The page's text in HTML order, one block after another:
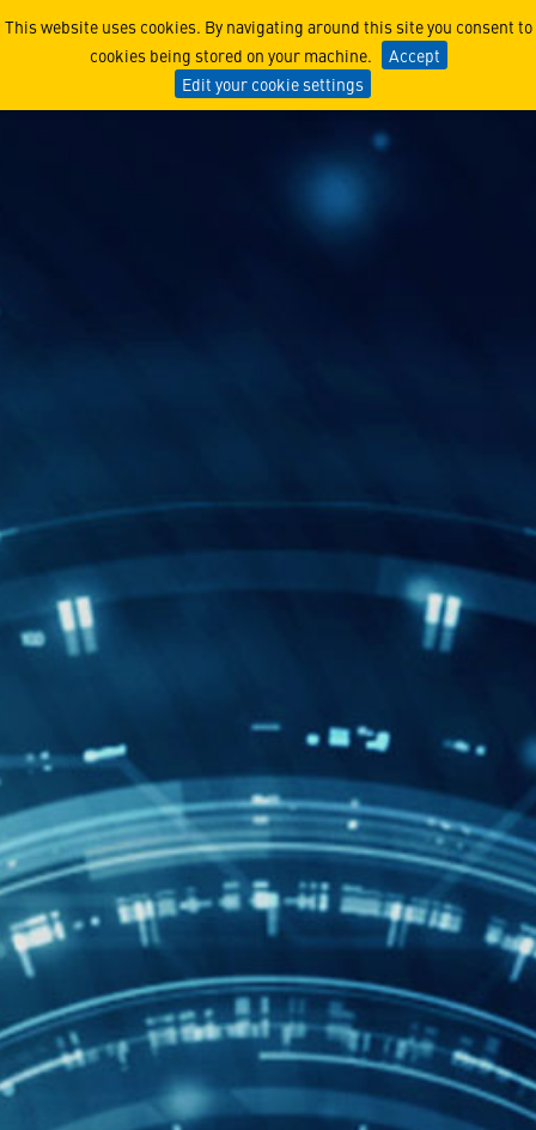
This website uses cookies. By navigating around this site you consent to
cookies being stored on your machine.
Accept
Edit your cookie settings
Mois national du génie –